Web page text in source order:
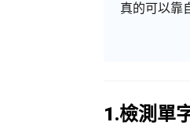
真的可以靠
1.檢測單